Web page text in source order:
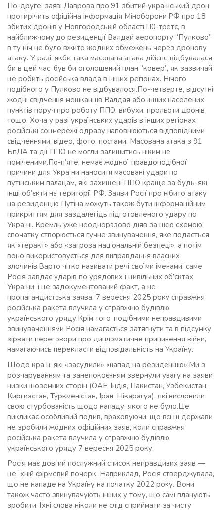
По-друге, заяві Лаврова про 91 збитий український дрон
протирічить офіційна інформація Міноборони РФ про 18
збитих дронів у Новгородській області.П0-третє, в
найближчому до резиденції Валдай аеропорту “Пулково”
в ту ніч не було вжито жодних обмежень через дронову
атаку. У разі, якби така масована атака дійсно відбувалася
би в цей час, був би оголошений план “ковер”, як зазвичай
це робить російська влада в інших регіонах. Нічого
подібного у Пулково не відбувалося.По-четверте, відсутні
жодні свідчення мешканців Валдая або інших населених
пунктів поруч про роботу ППО, вибухи, прольоти дронів
тощо. Хоча у разі українських ударів в інших регіонах
російські соцмережі одразу наповнюються відповідними
свідченнями, відео, фото, постами. Масована атака з 91
БпЛА та дії ППО не могли залишитись ніким не
поміченими.По-п’яте, немає жодної правдоподібної
причини для України наносити масовані удари по
путінським палацам, які захищені ППО краще за будь-які
інші об’єкти на території РФ. Заяви Росії про нібито атаку
на резиденцію Путіна можуть також бути інформаційним
прикриттям для заздалегідь підготовленого удару по
Україні. Кремль уже неодноразово діяв за цією схемою:
спочатку створюється гучне звинувачення, яке подається
як «теракт» або «загроза національній безпеці», а потім
воно використовується для виправдання власних
злочинів.Варто чітко називати речі своїми іменами: саме
Росія завдає ударів по урядових і цивільних об’єктах
України, і це задокументований факт, а не
пропагандистська заява. 7 вересня 2025 року справжня
російська ракета влучила у справжню будівлю
українського уряду.Крім того, подібними неправдивими
звинуваченнями Росія намагається затягнути та в підсумку
зірвати переговори про дипломатичне припинення війни,
намагаючись перекласти відповідальність на Україну.
Щодо країн, які «засудили» «напад на резиденцію»:Ми з
розчаруванням та занепокоєнням звернули увагу на заяви
низки іноземних сторін (ОАЕ, Індія, Пакистан, Узбекистан,
Киргизстан, Туркменістан, Іран, Нікарагуа), які висловили
свою стурбованість щодо нападу, якого не було.Це
викликає особливий подив, враховуючи, що всі ці держави
не зробили жодних офіційних заяв, коли справжня
російська ракета влучила у справжню будівлю
українського уряду 7 вересня 2025 року.
Росія має довгий послужний список неправдивих заяв —
це їхній фірмовий почерк. Наприклад, Росія стверджувала,
що не нападе на Україну на початку 2022 року. Вони
також часто звинувачують інших у тому, що самі планують
зробити. Їхні слова ніколи не слід сприймати за чисту